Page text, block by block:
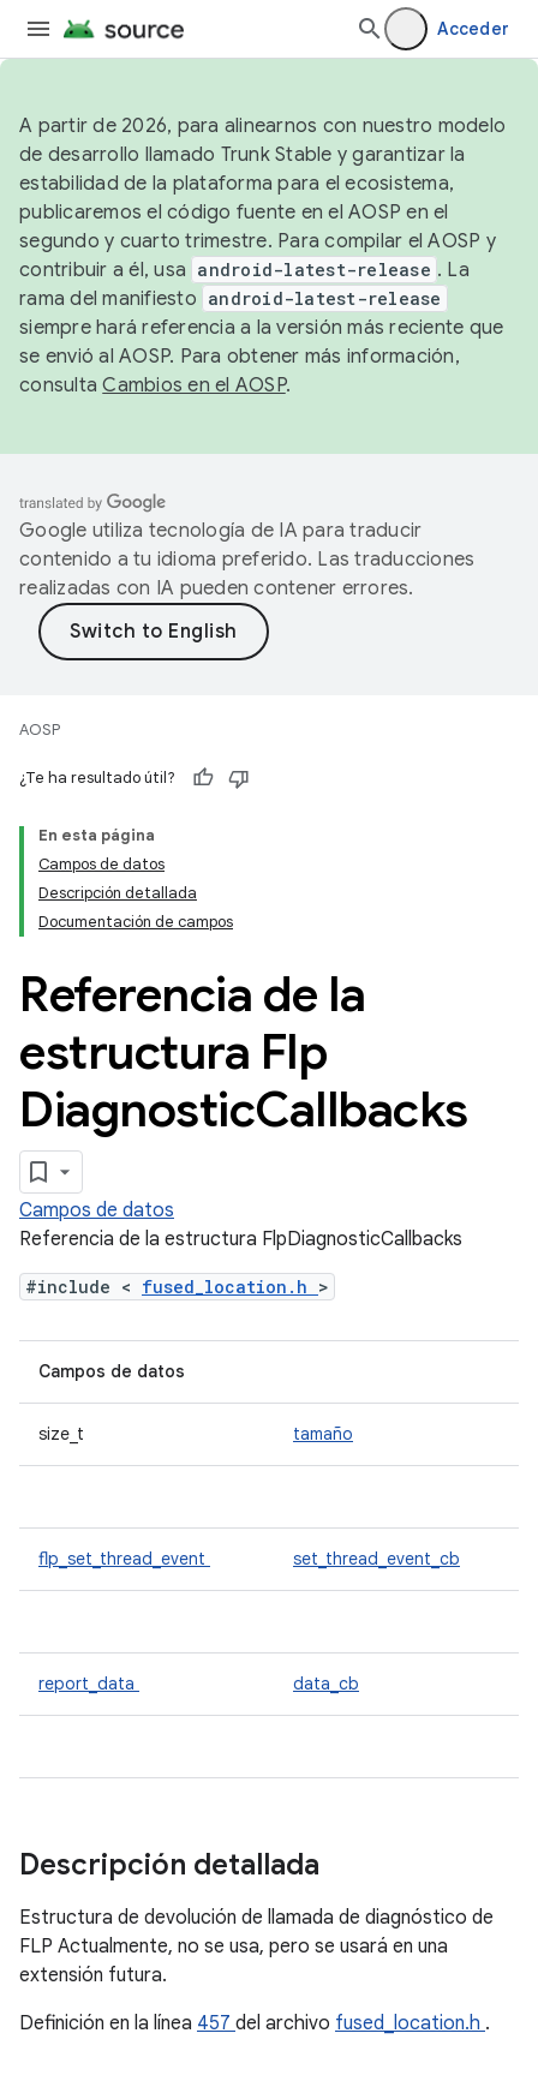
Acceder
A partir de 2026, para alinearnos con nuestro modelo
de desarrollo llamado Trunk Stable y garantizar la
estabilidad de la plataforma para el ecosistema,
publicaremos el código fuente en el AOSP en el
segundo y cuarto trimestre. Para compilar el AOSP y
contribuir a él, usa android-latest-release . La
rama del manifiesto android-latest-release
siempre hará referencia a la versión más reciente que
se envió al AOSP. Para obtener más información,
consultaCambios en el AOSP.
Google utiliza tecnología de IA para traducir
contenido a tu idioma preferido. Las traducciones
realizadas con IA pueden contener errores.
AOSP
¿Te ha resultado útil?
En esta página
Campos de datos
Descripción detallada
Documentación de campos
Referencia de la
estructura Flp
DiagnosticCallbacks
Campos de datos
Referencia de la estructura FlpDiagnosticCallbacks
#include < fused_location.h >
Campos de datos
size_t tamaño
flp_set_thread_event set_thread_event_cb
report_data data_cb
Descripción detallada
Estructura de devolución de llamada de diagnóstico de
FLP Actualmente, no se usa, pero se usará en una
extensión futura.
Definición en la línea 457 del archivo fused_location.h .